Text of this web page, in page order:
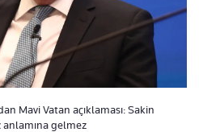
Mavi Vatan açıklaması: Sakin
anlamına gelmez